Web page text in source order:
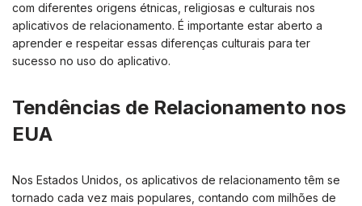
com diferentes origens étnicas, religiosas e culturais nos
aplicativos de relacionamento. É importante estar aberto a
aprender e respeitar essas diferenças culturais para ter
sucesso no uso do aplicativo.
Tendências de Relacionamento nos
EUA
Nos Estados Unidos, os aplicativos de relacionamento têm se
tornado cada vez mais populares, contando com milhões de